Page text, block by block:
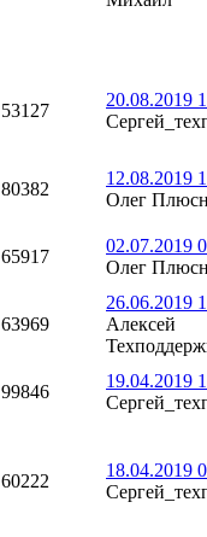
53127
20.08.2019
80382
12.08.2019
Олег
65917
02.07.2019
Олег
63969
26.06.2019
Алексей
99846
19.04.2019
60222
18.04.2019